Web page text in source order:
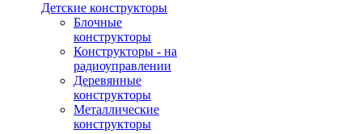
Детские конструкторы
Блочные
конструкторы
Конструкторы - на
радиоуправлении
Деревянные
конструкторы
Металлические
конструкторы